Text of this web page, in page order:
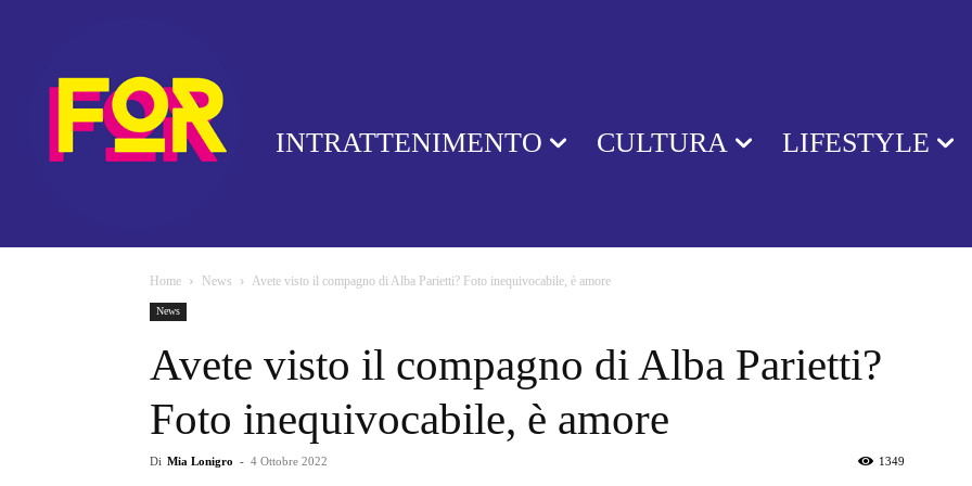
INTRATTENIMENTO CULTURA LIFESTYLE
Home News Avete visto il compagno di Alba Parietti? Foto inequivocabile, è amore
News
Avete visto il compagno di Alba Parietti?
Foto inequivocabile, è amore
Di Mia Lonigro - 4 Ottobre 2022 1349